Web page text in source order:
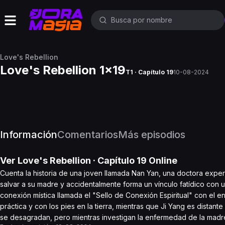
Love's Rebellion
Love's Rebellion 1x19T1 · Capítulo 1910-08-2024
InformaciónComentariosMás episodios
Ver Love's Rebellion · Capítulo 19 Online
Cuenta la historia de una joven llamada Nan Yan, una doctora
salvar a su madre y accidentalmente forma un vínculo fatídico
conexión mística llamada el "Sello de Conexión Espiritual" con el
práctica y con los pies en la tierra, mientras que Ji Yang es
se desagradan, pero mientras investigan la enfermedad de la